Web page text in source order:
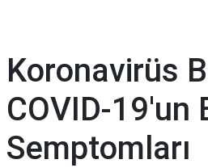
Koronavirüs
COVID-19'un
Semptomları